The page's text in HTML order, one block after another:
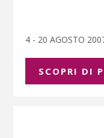
4 - 20 AGOSTO
SCOPRI DI